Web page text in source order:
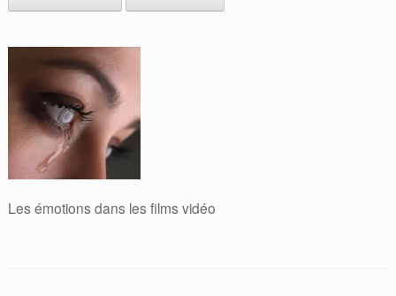
Les émotions dans les films vidéo